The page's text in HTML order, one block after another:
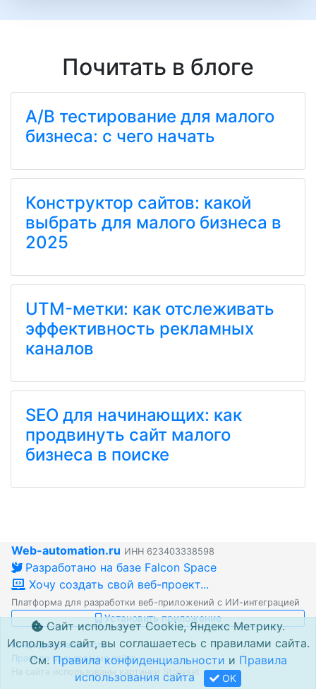
Почитать в блоге
A/B тестирование для малого
бизнеса: с чего начать
Конструктор сайтов: какой
выбрать для малого бизнеса в
2025
UTM-метки: как отслеживать
эффективность рекламных
каналов
SEO для начинающих: как
продвинуть сайт малого
бизнеса в поиске
Web-automation.ru ИНН 623403338598
Разработано на базе Falcon Space
Хочу создать свой веб-проект...
Платформа для разработки веб-приложений с ИИ-интеграцией
Установить приложение
Конфиденциальность
Правила пользования сайта
На сайте использованы картинки Storyset
Сайт использует Cookie, Яндекс Метрику.
Используя сайт, вы соглашаетесь с правилами сайта.
См. Правила конфиденциальности и Правила
использования сайта
OK